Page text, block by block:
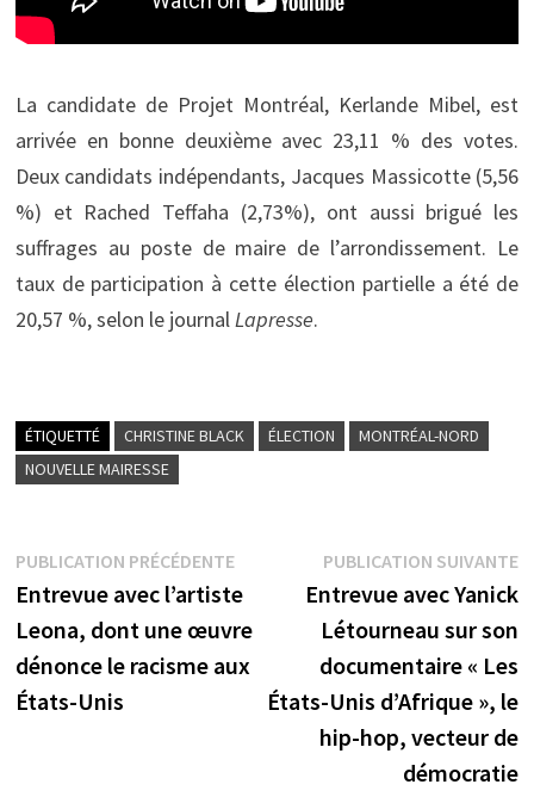
La candidate de Projet Montréal, Kerlande Mibel, est
arrivée en bonne deuxième avec 23,11 % des votes.
Deux candidats indépendants, Jacques Massicotte (5,56
%) et Rached Teffaha (2,73%), ont aussi brigué les
suffrages au poste de maire de l’arrondissement. Le
taux de participation à cette élection partielle a été de
20,57 %, selon le journalLapresse.
ÉTIQUETTÉ CHRISTINE BLACK ÉLECTION
MONTRÉAL-NORD
NOUVELLE MAIRESSE
Navigation
de
l’article
PUBLICATION PRÉCÉDENTEPublication
précédente :
Entrevue avec l’artiste
Leona, dont une œuvre
dénonce le racisme aux
États-Unis
PUBLICATION SUIVANTE
Entrevue avec Yanick
Létourneau sur son
documentaire « Les
États-Unis d’Afrique », le
hip-hop, vecteur de
démocratie